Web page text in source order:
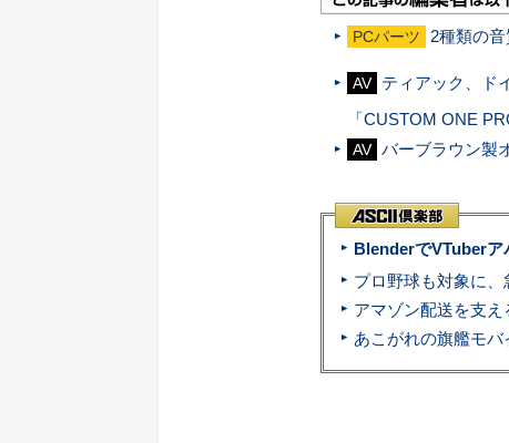
PCパーツ 2種類の
AV
ティアック、ド
「CUSTOM ONE
AV バーブラウン製
BlenderでVTuber